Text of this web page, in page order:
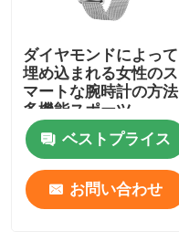
ダイヤモンドによって
埋め込まれる女性のス
マートな腕時計の方法
多機能スポーツ
ベストプライス
お問い合わせ